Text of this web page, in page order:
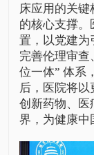
床应用的关
的核心支撑。
置，以党建为
完善伦理审查
位一体” 体系
后，医院将
创新药物、医
界，为健康中